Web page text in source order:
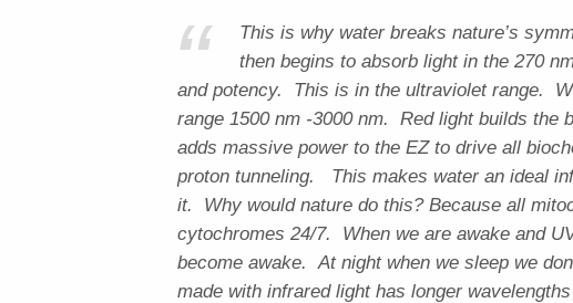
“
This is why water breaks nature’s
then begins to absorb light in the 270
and potency. This is in the ultraviolet range.
range 1500 nm -3000 nm. Red light builds the
adds massive power to the EZ to drive all
proton tunneling. This makes water an ideal
it. Why would nature do this? Because all
cytochromes 24/7. When we are awake and
become awake. At night when we sleep we
made with infrared light has longer